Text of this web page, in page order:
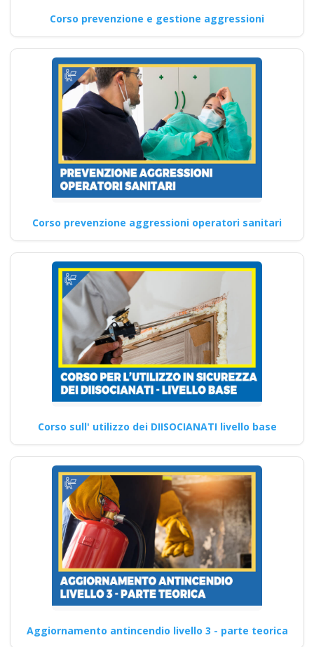
Corso prevenzione e gestione aggressioni
Corso prevenzione aggressioni operatori sanitari
Corso sull' utilizzo dei DIISOCIANATI livello base
Aggiornamento antincendio livello 3 - parte teorica